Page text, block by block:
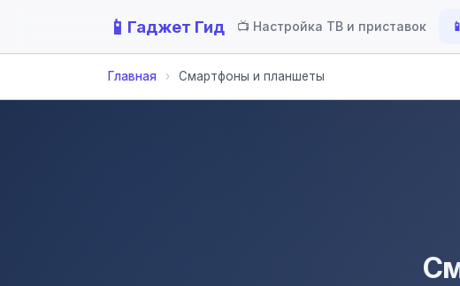
📱 Гаджет Гид 📺 Настройка ТВ и приставок
Главная › Смартфоны и планшеты